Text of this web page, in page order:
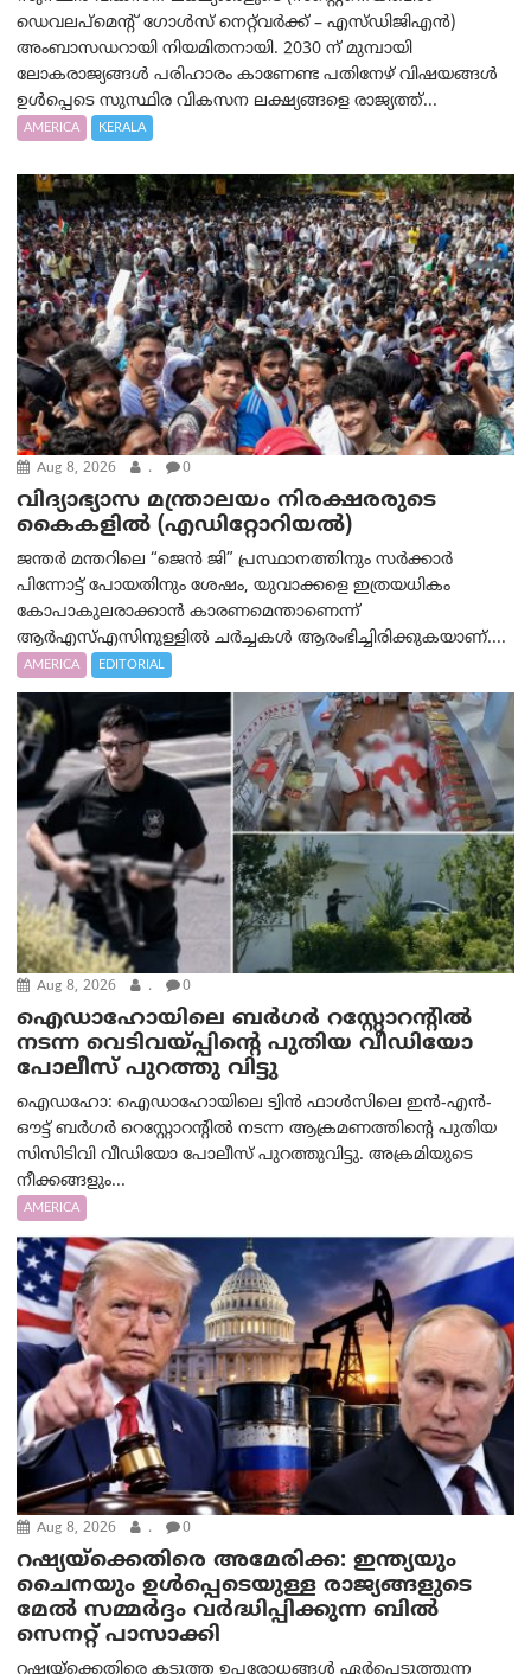
ഡെവലപ്‌മെന്റ് ഗോൾസ് നെറ്റ്‌വർക്ക് – എസ്ഡിജിഎൻ)
അംബാസഡറായി നിയമിതനായി. 2030 ന് മുമ്പായി
ലോകരാജ്യങ്ങൾ പരിഹാരം കാണേണ്ട പതിനേഴ് വിഷയങ്ങൾ
ഉൾപ്പെടെ സുസ്ഥിര വികസന ലക്ഷ്യങ്ങളെ രാജ്യത്ത്...
AMERICA KERALA
Aug 8, 2026 . 0
വിദ്യാഭ്യാസ മന്ത്രാലയം നിരക്ഷരരുടെ
കൈകളിൽ (എഡിറ്റോറിയല്‍)
ജന്തർ മന്തറിലെ “ജെൻ ജി” പ്രസ്ഥാനത്തിനും സർക്കാർ
പിന്നോട്ട് പോയതിനും ശേഷം, യുവാക്കളെ ഇത്രയധികം
കോപാകുലരാക്കാൻ കാരണമെന്താണെന്ന്
ആർ‌എസ്‌എസിനുള്ളിൽ ചർച്ചകൾ ആരംഭിച്ചിരിക്കുകയാണ്....
AMERICA EDITORIAL
Aug 8, 2026 . 0
ഐഡാഹോയിലെ ബർഗർ റസ്റ്റോറന്റിൽ
നടന്ന വെടിവയ്പ്പിന്റെ പുതിയ വീഡിയോ
പോലീസ് പുറത്തു വിട്ടു
ഐഡഹോ: ഐഡാഹോയിലെ ട്വിൻ ഫാൾസിലെ ഇൻ-എൻ-
ഔട്ട് ബർഗർ റെസ്റ്റോറന്റിൽ നടന്ന ആക്രമണത്തിന്റെ പുതിയ
സിസിടിവി വീഡിയോ പോലീസ് പുറത്തുവിട്ടു. അക്രമിയുടെ
നീക്കങ്ങളും...
AMERICA
Aug 8, 2026 . 0
റഷ്യയ്‌ക്കെതിരെ അമേരിക്ക: ഇന്ത്യയും
ചൈനയും ഉൾപ്പെടെയുള്ള രാജ്യങ്ങളുടെ
മേൽ സമ്മർദ്ദം വർദ്ധിപ്പിക്കുന്ന ബിൽ
സെനറ്റ് പാസാക്കി